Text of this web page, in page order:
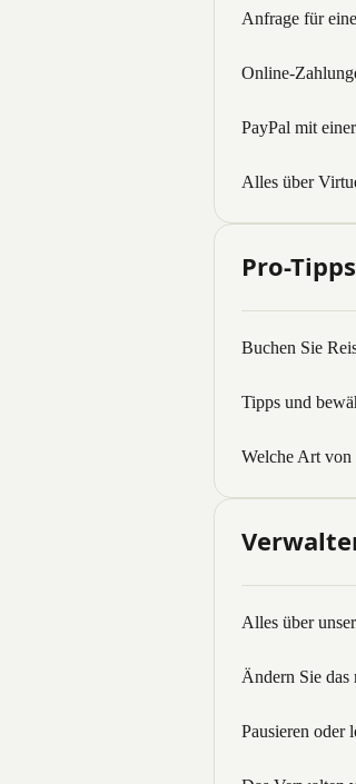
Anfrage für
Online-
PayPal mit
Alles über
Pro-
Buchen Sie
Tipps und
Welche Art von
Alles über
Ändern Sie
Pausieren oder